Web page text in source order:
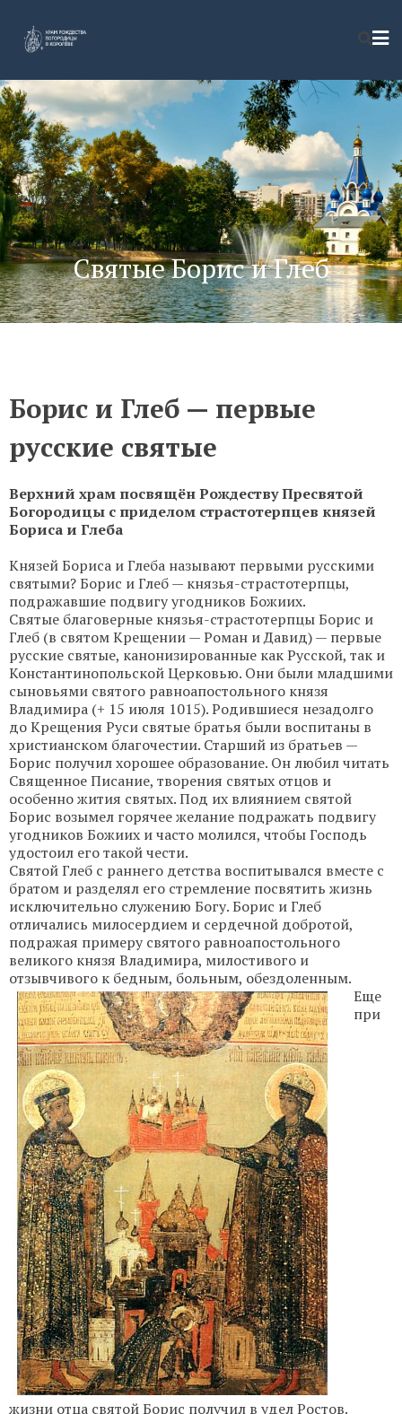
Святые Борис и Глеб
Борис и Глеб — первые
русские святые
Верхний храм посвящён Рождеству Пресвятой
Богородицы с приделом страстотерпцев князей
Бориса и Глеба
Князей Бориса и Глеба называют первыми русскими
святыми? Борис и Глеб — князья-страстотерпцы,
подражавшие подвигу угодников Божиих.
Святые благоверные князья-страстотерпцы Борис и
Глеб (в святом Крещении — Роман и Давид) — первые
русские святые, канонизированные как Русской, так и
Константинопольской Церковью. Они были младшими
сыновьями святого равноапостольного князя
Владимира (+ 15 июля 1015). Родившиеся незадолго
до Крещения Руси святые братья были воспитаны в
христианском благочестии. Старший из братьев —
Борис получил хорошее образование. Он любил читать
Священное Писание, творения святых отцов и
особенно жития святых. Под их влиянием святой
Борис возымел горячее желание подражать подвигу
угодников Божиих и часто молился, чтобы Господь
удостоил его такой чести.
Святой Глеб с раннего детства воспитывался вместе с
братом и разделял его стремление посвятить жизнь
исключительно служению Богу. Борис и Глеб
отличались милосердием и сердечной добротой,
подражая примеру святого равноапостольного
великого князя Владимира, милостивого и
отзывчивого к бедным, больным, обездоленным.
Еще
при
жизни отца святой Борис получил в удел Ростов.